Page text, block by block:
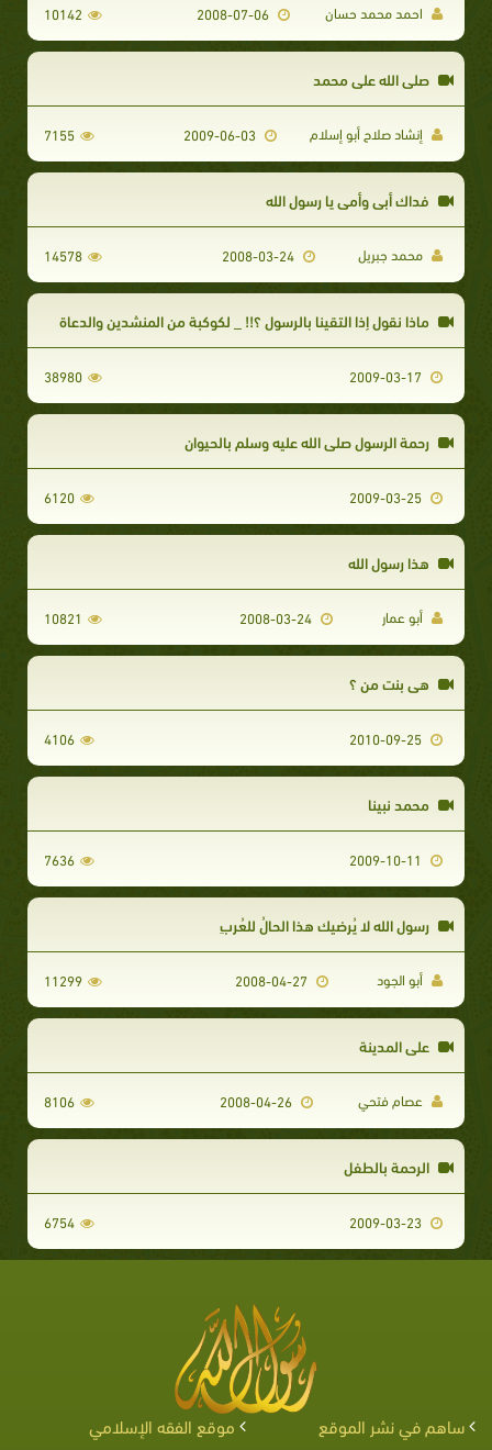
احمد محمد حسان 10142
صلى الله على محمد
إنشاد صلاح أبو إسلام 2009-06-03
7155
فداك أبي وأمي يا رسول الله
محمد جبريل 2008-03-24
14578
ماذا نقول إذا التقينا بالرسول ؟!! _ لكوكبة من المنشدين والدعاة
38980
رحمة الرسول صلى الله عليه وسلم بالحيوان
6120
هذا رسول الله
أبو عمار 10821
هي بنت من ؟
4106
محمد نبينا
7636
رسول الله لا يُرضيك هذا الحالُ للعُربِ
أبو الجود 11299
على المدينة
عصام فتحي 2008-04-26
8106
الرحمة بالطفل
6754
ساهم في نشر الموقع
موقع الفقه الإسلامي